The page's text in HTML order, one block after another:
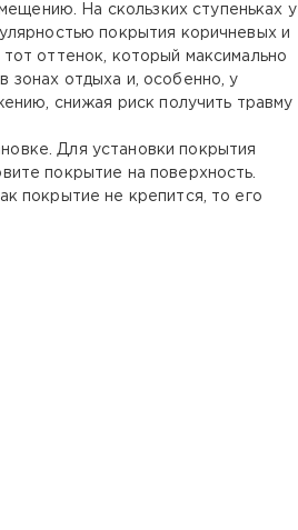
На скользких ступеньках у
покрытия коричневых и
оттенок, который максимально
зонах отдыха и, особенно, у
снижая риск получить травму
Для установки покрытия
покрытие на поверхность.
покрытие не крепится, то его